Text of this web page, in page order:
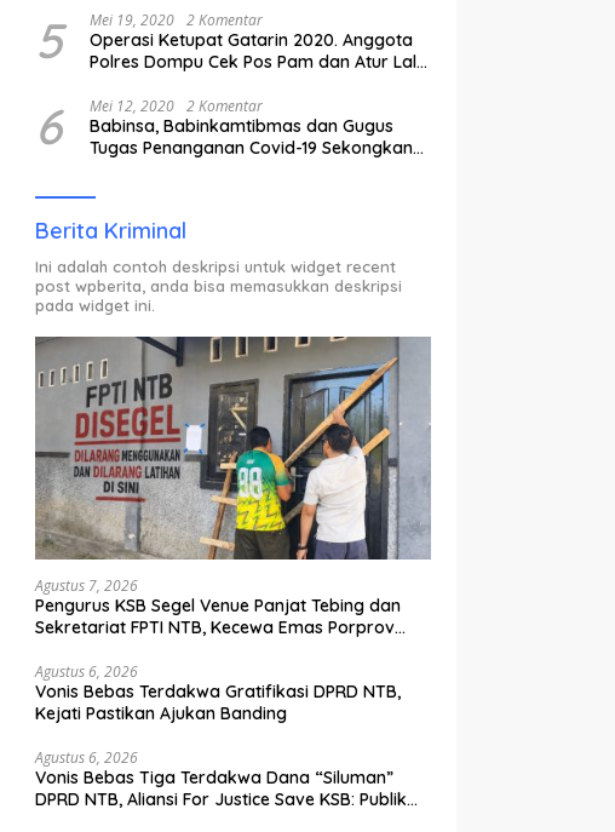
5 Mei 19, 2020 2 Komentar
Operasi Ketupat Gatarin 2020. Anggota
Polres Dompu Cek Pos Pam dan Atur Lalu
6 Mei 12, 2020 2 Komentar
Babinsa, Babinkamtibmas dan Gugus
Tugas Penanganan Covid-19 Sekongkang
ODP.
Berita Kriminal
Ini adalah contoh deskripsi untuk widget recent
post wpberita, anda bisa memasukkan deskripsi
pada widget ini.
Agustus 7, 2026
Pengurus KSB Segel Venue Panjat Tebing dan
Sekretariat FPTI NTB, Kecewa Emas Porprov
Agustus 6, 2026
Vonis Bebas Terdakwa Gratifikasi DPRD NTB,
Kejati Pastikan Ajukan Banding
Agustus 6, 2026
Vonis Bebas Tiga Terdakwa Dana “Siluman”
DPRD NTB, Aliansi For Justice Save KSB: Publik